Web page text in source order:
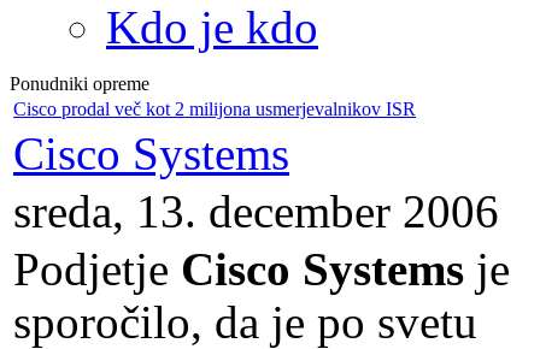
Kdo je kdo
Ponudniki opreme
Cisco prodal več kot 2 milijona usmerjevalnikov ISR
Cisco Systems
sreda, 13. december 2006
Podjetje Cisco Systems je
sporočilo, da je po svetu